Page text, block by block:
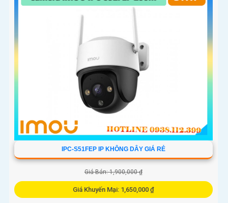
IPC-S51FEP IP KHÔNG DÂY GIÁ RẺ
Giá Bán: 1,900,000 ₫
Giá Khuyến Mại: 1,650,000 ₫